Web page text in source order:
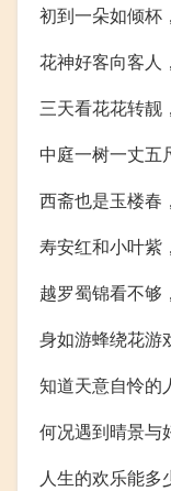
初到一朵如倾杯
花神好客向客人
三天看花花转靓
中庭一树一丈五
西斋也是玉楼春
寿安红和小叶紫
越罗蜀锦看不够
身如游蜂绕花游
知道天意自怜的
何况遇到晴景与
人生的欢乐能多